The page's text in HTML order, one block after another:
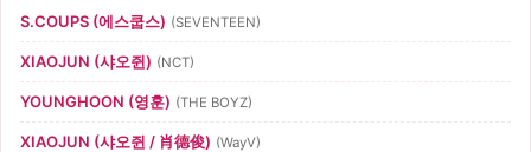
S.COUPS (에스쿱스) (SEVENTEEN)
XIAOJUN (샤오쥔) (NCT)
YOUNGHOON (영훈) (THE BOYZ)
XIAOJUN (샤오쥔 / 肖德俊) (WayV)